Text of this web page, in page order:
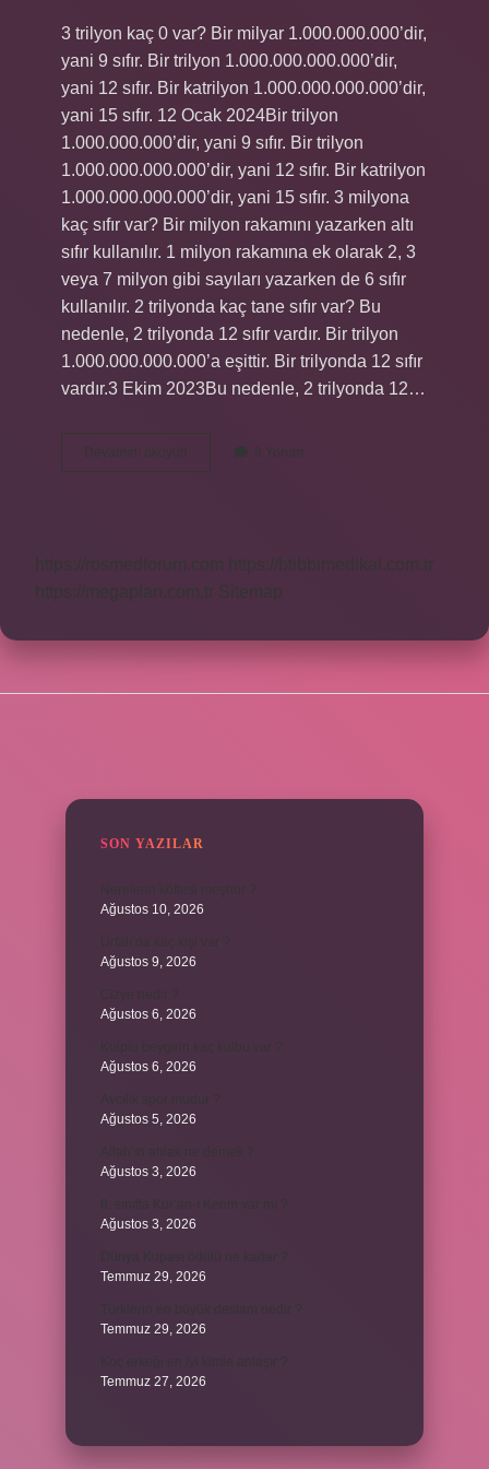
3 trilyon kaç 0 var? Bir milyar 1.000.000.000’dir,
yani 9 sıfır. Bir trilyon 1.000.000.000.000’dir,
yani 12 sıfır. Bir katrilyon 1.000.000.000.000’dir,
yani 15 sıfır. 12 Ocak 2024Bir trilyon
1.000.000.000’dir, yani 9 sıfır. Bir trilyon
1.000.000.000.000’dir, yani 12 sıfır. Bir katrilyon
1.000.000.000.000’dir, yani 15 sıfır. 3 milyona
kaç sıfır var? Bir milyon rakamını yazarken altı
sıfır kullanılır. 1 milyon rakamına ek olarak 2, 3
veya 7 milyon gibi sayıları yazarken de 6 sıfır
kullanılır. 2 trilyonda kaç tane sıfır var? Bu
nedenle, 2 trilyonda 12 sıfır vardır. Bir trilyon
1.000.000.000.000’a eşittir. Bir trilyonda 12 sıfır
vardır.3 Ekim 2023Bu nedenle, 2 trilyonda 12…
Devamını okuyun
Trilyon
8 Yorum
https://rosmedforum.com
https://btibbimedikal.com.tr
https://megaplan.com.tr Sitemap
SON YAZILAR
Ağustos 10, 2026
Ağustos 9, 2026
Ağustos 6, 2026
Ağustos 6, 2026
Ağustos 5, 2026
Ağustos 3, 2026
Ağustos 3, 2026
Temmuz 29, 2026
Temmuz 29, 2026
Temmuz 27, 2026